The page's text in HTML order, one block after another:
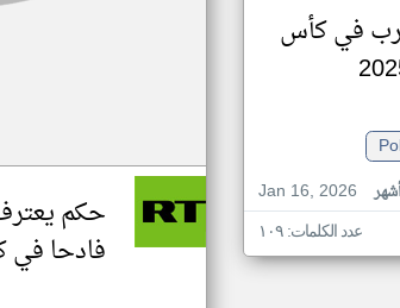
عرب في كأس
Jan 16, 2026
عدد الكلمات: ١٠٩
حكم
فادحا في